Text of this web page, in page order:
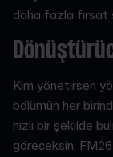
daha fazla fırsat
Kim yönetirsen
bölümün her
hızlı bir şekilde
göreceksin.